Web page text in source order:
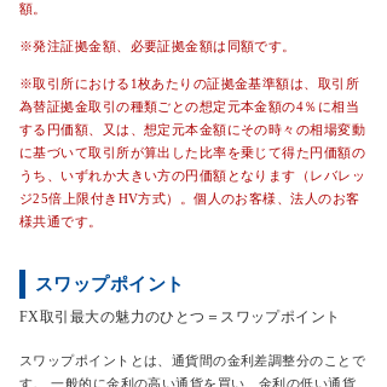
額。
※発注証拠金額、必要証拠金額は同額です。
※取引所における1枚あたりの証拠金基準額は、取引所
為替証拠金取引の種類ごとの想定元本金額の4％に相当
する円価額、又は、想定元本金額にその時々の相場変動
に基づいて取引所が算出した比率を乗じて得た円価額の
うち、いずれか大きい方の円価額となります（レバレッ
ジ25倍上限付きHV方式）。個人のお客様、法人のお客
様共通です。
スワップポイント
FX取引最大の魅力のひとつ＝スワップポイント
スワップポイントとは、通貨間の金利差調整分のことで
す。 一般的に金利の高い通貨を買い、金利の低い通貨